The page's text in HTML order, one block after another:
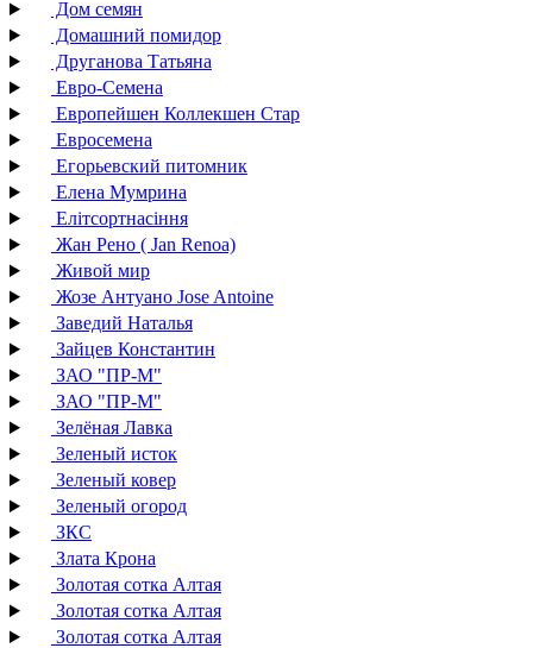
Дом семян
Домашний помидор
Друганова Татьяна
Евро-Семена
Европейшен Коллекшен Стар
Евросемена
Егорьевский питомник
Елена Мумрина
Елітсортнасіння
Жан Рено ( Jan Renoa)
Живой мир
Жозе Антуано Jose Antoine
Заведий Наталья
Зайцев Константин
ЗАО "ПР-М"
ЗАО "ПР-М"
Зелёная Лавка
Зеленый исток
Зеленый ковер
Зеленый огород
ЗКС
Злата Крона
Золотая сотка Алтая
Золотая сотка Алтая
Золотая сотка Алтая